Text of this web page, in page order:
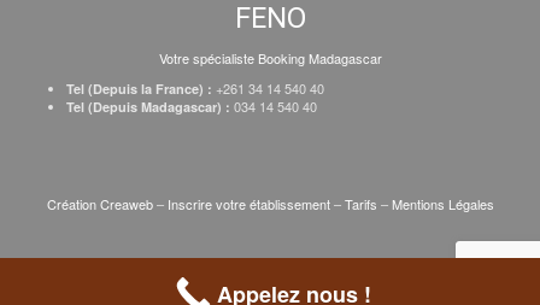
FENO
Votre spécialiste Booking Madagascar
Tel (Depuis la France) : +261 34 14 540 40
Tel (Depuis Madagascar) : 034 14 540 40
Création Creaweb– Inscrire votre établissement–Tarifs – Mentions Légales
Appelez nous !